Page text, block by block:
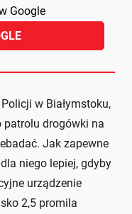
Google
w Białymstoku,
patrolu drogówki na
Jak zapewne
niego lepiej, gdyby
urządzenie
2,5 promila